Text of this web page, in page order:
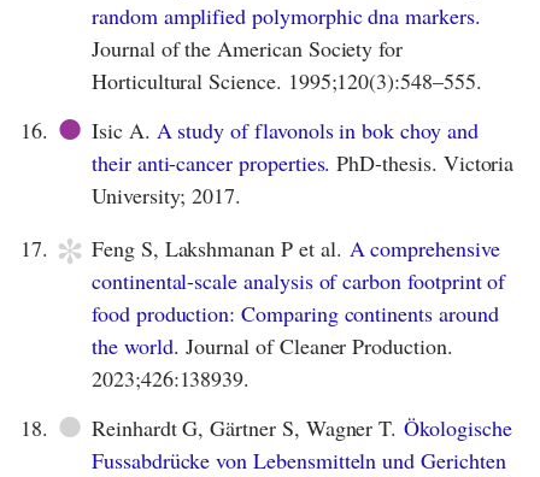
random amplified polymorphic dna markers.
Journal of the American Society for
Horticultural Science. 1995;120(3):548–555.
16. ● Isic A. A study of flavonols in bok choy and
their anti-cancer properties. PhD-thesis. Victoria
University; 2017.
17. * Feng S, Lakshmanan P et al. A comprehensive
continental-scale analysis of carbon footprint of
food production: Comparing continents around
the world. Journal of Cleaner Production.
2023;426:138939.
18. ● Reinhardt G, Gärtner S, Wagner T.Ökologische
Fussabdrücke von Lebensmitteln und Gerichten